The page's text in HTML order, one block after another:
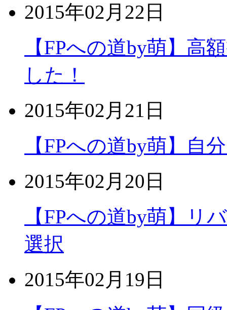
2015年02月22日
【FPへの道by萌】高
した！
2015年02月21日
【FPへの道by萌】自
2015年02月20日
【FPへの道by萌】リ
選択
2015年02月19日